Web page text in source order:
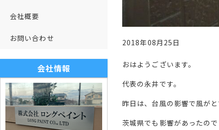
2018年08月25日
おはようございます。
代表の永井です。
昨日は、台風の影響で風が
茨城県でも影響があったの
会社概要
お問い合わせ
会社情報